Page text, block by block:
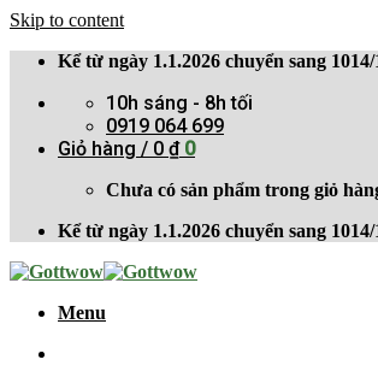
Skip to content
Kể từ ngày 1.1.2026 chuyển sang
10h sáng - 8h tối
0919 064 699
Giỏ hàng / 0 ₫ 0
Chưa có sản phẩm trong giỏ
Kể từ ngày 1.1.2026 chuyển sang
Menu